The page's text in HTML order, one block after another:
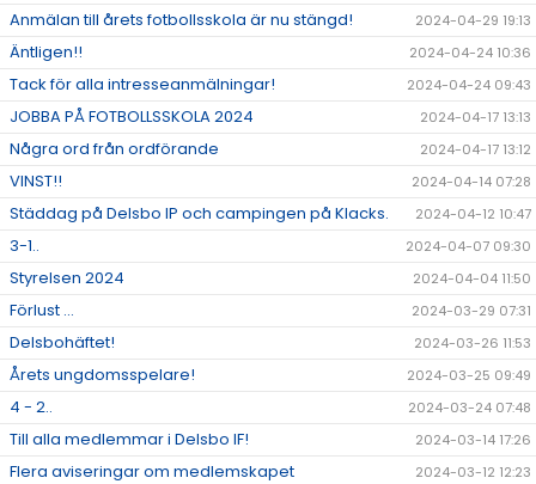
Anmälan till årets fotbollsskola är nu stängd! 2024-04-29 19:13
Äntligen!! 2024-04-24 10:36
Tack för alla intresseanmälningar! 2024-04-24 09:43
JOBBA PÅ FOTBOLLSSKOLA 2024 2024-04-17 13:13
Några ord från ordförande 2024-04-17 13:12
VINST!! 2024-04-14 07:28
Städdag på Delsbo IP och campingen på Klacks. 2024-04-12 10:47
3-1.. 2024-04-07 09:30
Styrelsen 2024 2024-04-04 11:50
Förlust ... 2024-03-29 07:31
Delsbohäftet! 2024-03-26 11:53
Årets ungdomsspelare! 2024-03-25 09:49
4 - 2.. 2024-03-24 07:48
Till alla medlemmar i Delsbo IF! 2024-03-14 17:26
Flera aviseringar om medlemskapet 2024-03-12 12:23